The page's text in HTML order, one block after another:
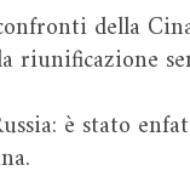
della
riunificazione
è stato